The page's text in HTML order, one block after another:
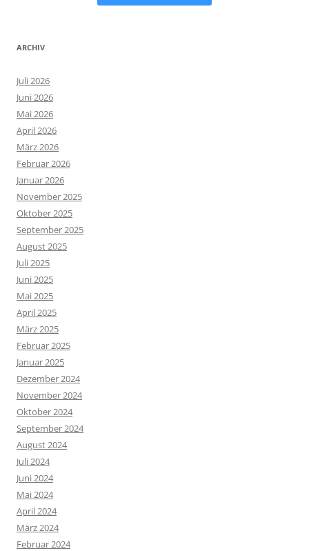
ARCHIV
Juli 2026
Juni 2026
Mai 2026
April 2026
März 2026
Februar 2026
Januar 2026
November 2025
Oktober 2025
September 2025
August 2025
Juli 2025
Juni 2025
Mai 2025
April 2025
März 2025
Februar 2025
Januar 2025
Dezember 2024
November 2024
Oktober 2024
September 2024
August 2024
Juli 2024
Juni 2024
Mai 2024
April 2024
März 2024
Februar 2024